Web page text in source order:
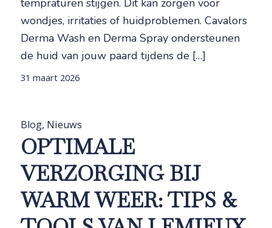
tempraturen stijgen. Dit kan zorgen voor
wondjes, irritaties of huidproblemen. Cavalors
Derma Wash en Derma Spray ondersteunen
de huid van jouw paard tijdens de […]
31 maart 2026
Blog, Nieuws
OPTIMALE
VERZORGING BIJ
WARM WEER: TIPS &